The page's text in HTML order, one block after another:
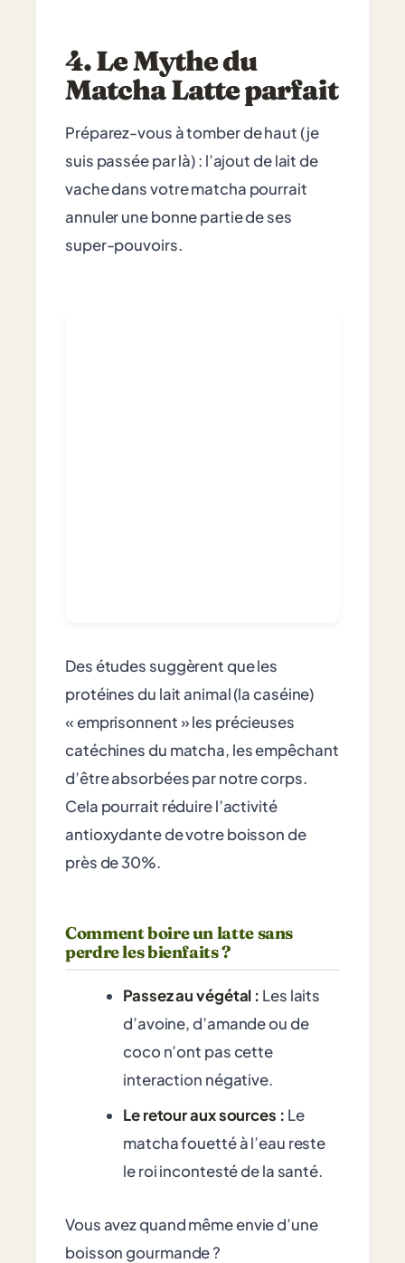
4. Le Mythe du
Matcha Latte parfait
Préparez-vous à tomber de haut (je
suis passée par là) : l’ajout de lait de
vache dans votre matcha pourrait
annuler une bonne partie de ses
super-pouvoirs.
Des études suggèrent que les
protéines du lait animal (la caséine)
« emprisonnent » les précieuses
catéchines du matcha, les empêchant
d’être absorbées par notre corps.
Cela pourrait réduire l’activité
antioxydante de votre boisson de
près de 30%.
Comment boire un latte sans
perdre les bienfaits ?
Passez au végétal : Les laits
d’avoine, d’amande ou de
coco n’ont pas cette
interaction négative.
Le retour aux sources : Le
matcha fouetté à l’eau reste
le roi incontesté de la santé.
Vous avez quand même envie d’une
boisson gourmande ?